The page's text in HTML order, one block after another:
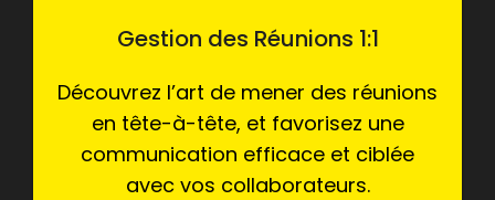
Gestion des Réunions 1:1
Découvrez l’art de mener des réunions
en tête-à-tête, et favorisez une
communication efficace et ciblée
avec vos collaborateurs.